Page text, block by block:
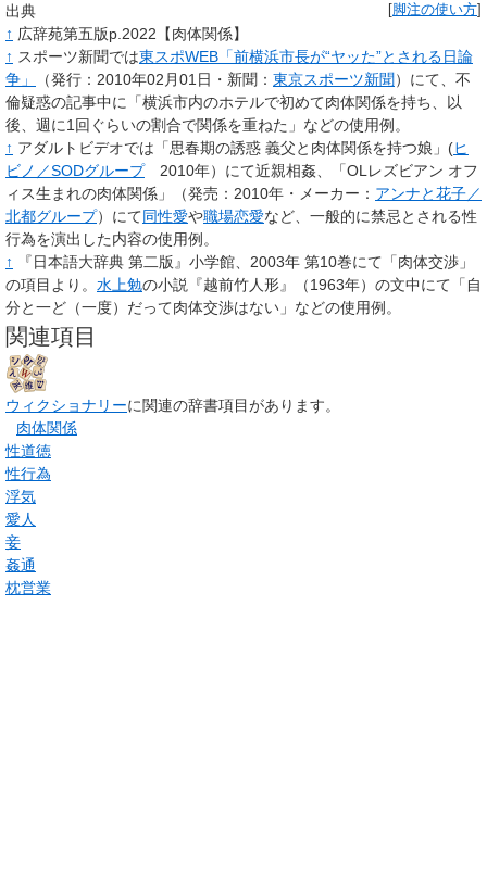
[脚注の使い方]
出典
↑ 広辞苑第五版p.2022【肉体関係】
↑ スポーツ新聞では東スポWEB「前横浜市長が“ヤッた”とされる日論
争」
（発行：2010年02月01日・新聞： 東京スポーツ新聞）にて、不
倫疑惑の記事中に「横浜市内のホテルで初めて肉体関係を持ち、以
後、週に1回ぐらいの割合で関係を重ねた」などの使用例。
↑ アダルトビデオでは「思春期の誘惑 義父と肉体関係を持つ娘」(ヒ
ビノ／SODグループ2010年）にて近親相姦、「OLレズビアン オフ
ィス生まれの肉体関係」（発売：2010年・メーカー： アンナと花子／
北都グループ）にて同性愛や職場恋愛など、一般的に禁忌とされる性
行為を演出した内容の使用例。
↑
『日本語大辞典 第二版』小学館、2003年 第10巻にて「肉体交渉」
の項目より。 水上勉の小説『越前竹人形』（1963年）の文中にて「自
分と一ど（一度）だって肉体交渉はない」などの使用例。
関連項目
ウィクショナリーに関連の辞書項目があります。
肉体関係
性道徳
性行為
浮気
愛人
妾
姦通
枕営業